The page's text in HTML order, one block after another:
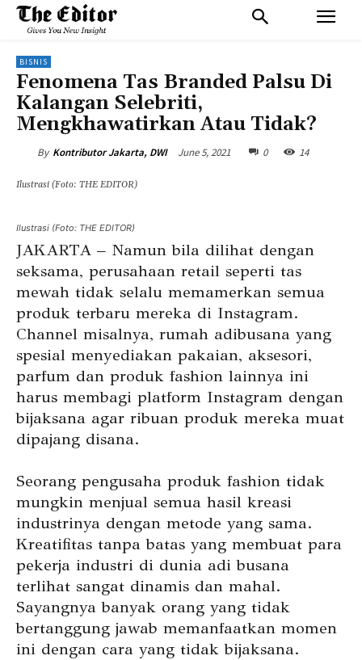
BISNIS
Fenomena Tas Branded Palsu Di
Kalangan Selebriti,
Mengkhawatirkan Atau Tidak?
By Kontributor Jakarta, DWI June 5, 2021 0 14
Ilustrasi (Foto: THE EDITOR)
Ilustrasi (Foto: THE EDITOR)
JAKARTA – Namun bila dilihat dengan
seksama, perusahaan retail seperti tas
mewah tidak selalu memamerkan semua
produk terbaru mereka di Instagram.
Channel misalnya, rumah adibusana yang
spesial menyediakan pakaian, aksesori,
parfum dan produk fashion lainnya ini
harus membagi platform Instagram dengan
bijaksana agar ribuan produk mereka muat
dipajang disana.
Seorang pengusaha produk fashion tidak
mungkin menjual semua hasil kreasi
industrinya dengan metode yang sama.
Kreatifitas tanpa batas yang membuat para
pekerja industri di dunia adi busana
terlihat sangat dinamis dan mahal.
Sayangnya banyak orang yang tidak
bertanggung jawab memanfaatkan momen
ini dengan cara yang tidak bijaksana.